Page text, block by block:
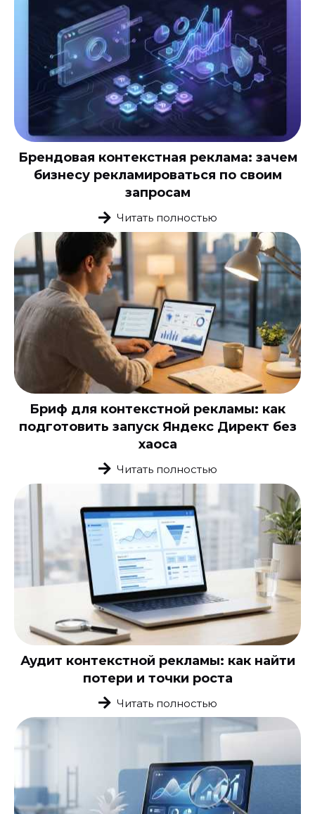
Брендовая контекстная реклама: зачем
бизнесу рекламироваться по своим
запросам
Читать полностью
Бриф для контекстной рекламы: как
подготовить запуск Яндекс Директ без
хаоса
Читать полностью
Аудит контекстной рекламы: как найти
потери и точки роста
Читать полностью